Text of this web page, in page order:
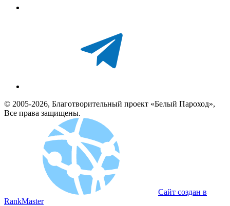
© 2005-2026, Благотворительный проект «Белый Пароход»,
Все права защищены.
Сайт создан в
RankMaster